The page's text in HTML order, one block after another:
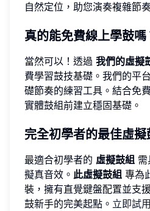
自然定位，助您演奏複雜節
真的能免費線上學鼓嗎
當然可以！透過 我們的虛擬
費學習鼓技基礎。我們的平
礎節奏的練習工具。結合免
實體鼓組前建立穩固基礎。
完全初學者的最佳虛擬
最適合初學者的 虛擬鼓組
擬真音效。 此虛擬鼓組 專為
裝，擁有直覺鍵盤配置並支
鼓新手的完美起點。 立即試用